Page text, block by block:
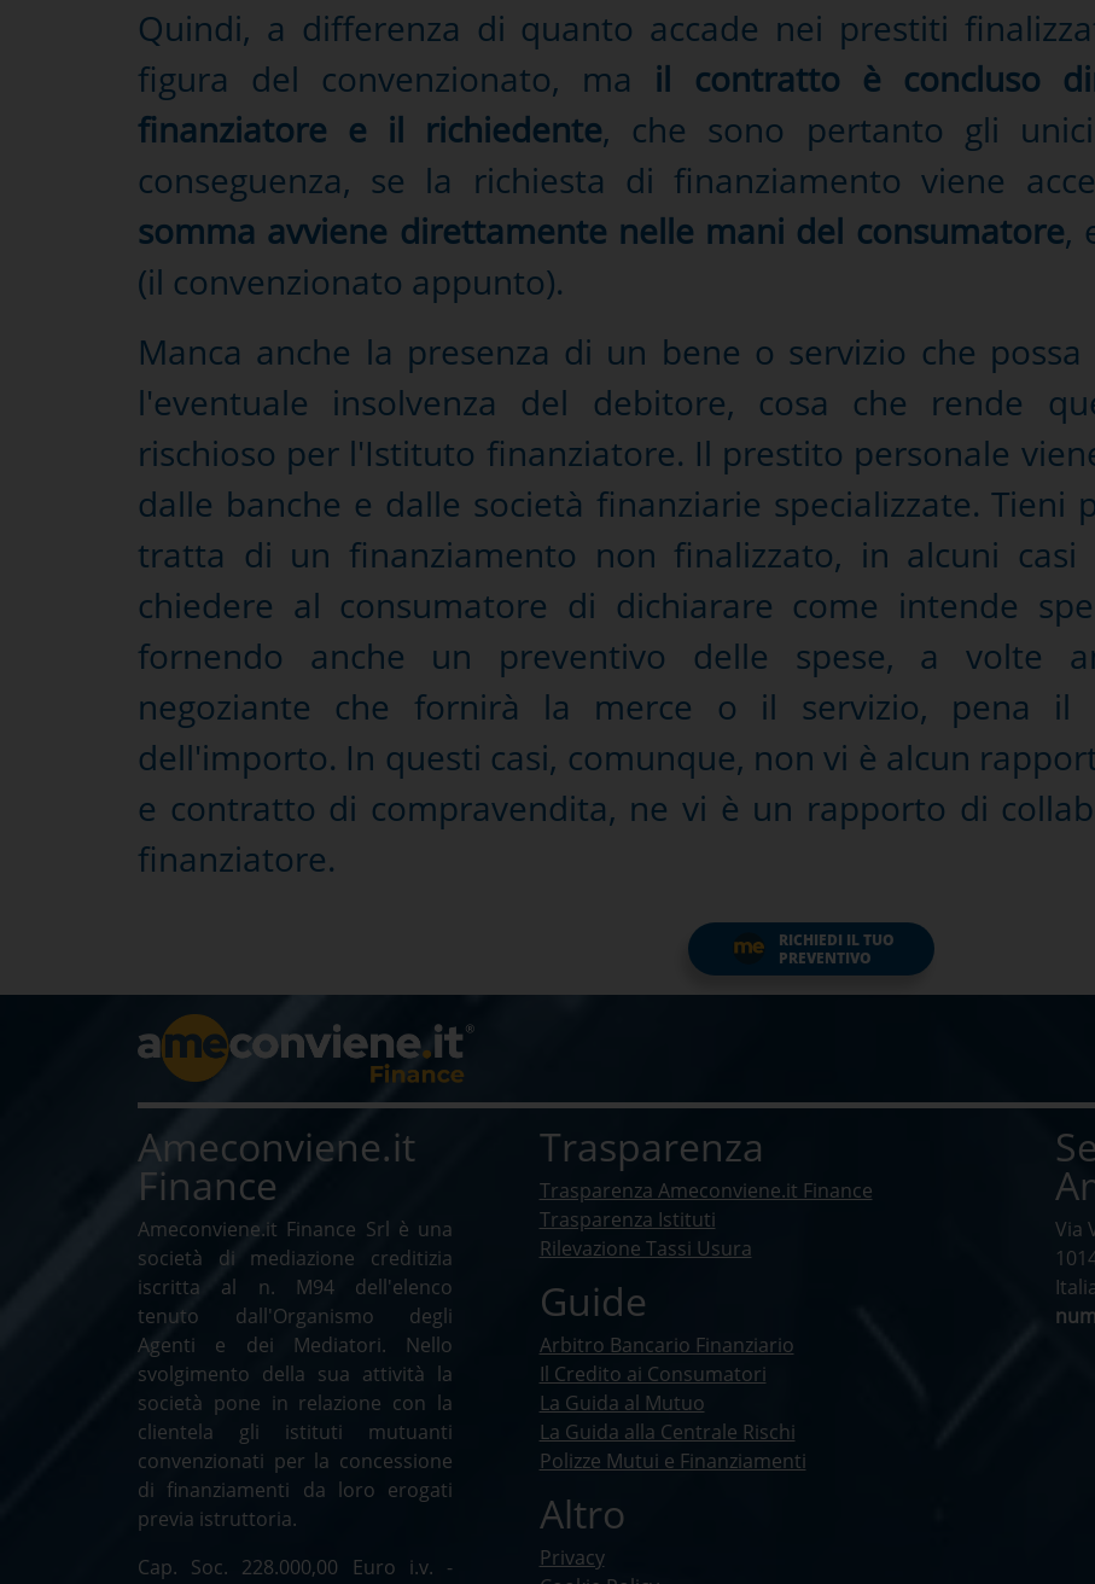
Quindi, a differenza di quanto accade nei prestiti
figura del convenzionato, ma il contratto è concluso
finanziatore e il richiedente, che sono pertanto gli
conseguenza, se la richiesta di finanziamento viene
somma avviene direttamente nelle mani del consumatore,
(il convenzionato appunto).
Manca anche la presenza di un bene o servizio che
l'eventuale insolvenza del debitore, cosa che rende
rischioso per l'Istituto finanziatore. Il prestito personale
dalle banche e dalle società finanziarie specializzate. Tieni
tratta di un finanziamento non finalizzato, in alcuni
chiedere al consumatore di dichiarare come intende
fornendo anche un preventivo delle spese, a volte
negoziante che fornirà la merce o il servizio, pena il
dell'importo. In questi casi, comunque, non vi è alcun
e contratto di compravendita, ne vi è un rapporto di
finanziatore.
RICHIEDI IL TUO
PREVENTIVO
Ameconviene.it
Finance
Ameconviene.it Finance Srl è una
società di mediazione creditizia
iscritta al n. M94 dell'elenco
tenuto dall'Organismo degli
Agenti e dei Mediatori. Nello
svolgimento della sua attività la
società pone in relazione con la
clientela gli istituti mutuanti
convenzionati per la concessione
di finanziamenti da loro erogati
previa istruttoria.
Cap. Soc. 228.000,00 Euro i.v. -
Trasparenza
Trasparenza Ameconviene.it Finance
Trasparenza Istituti
Rilevazione Tassi Usura
Guide
Arbitro Bancario Finanziario
Il Credito ai Consumatori
La Guida al Mutuo
La Guida alla Centrale Rischi
Polizze Mutui e Finanziamenti
Altro
Privacy
Via